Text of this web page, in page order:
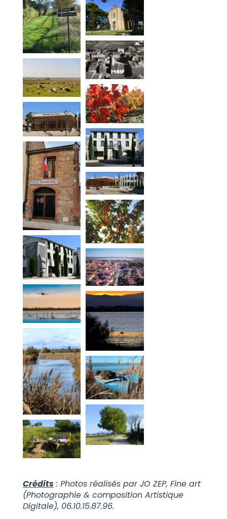
Crédits: Photos réalisés par JO ZEP, Fine art
(Photographie & composition Artistique
Digitale), 06.10.15.87.96.